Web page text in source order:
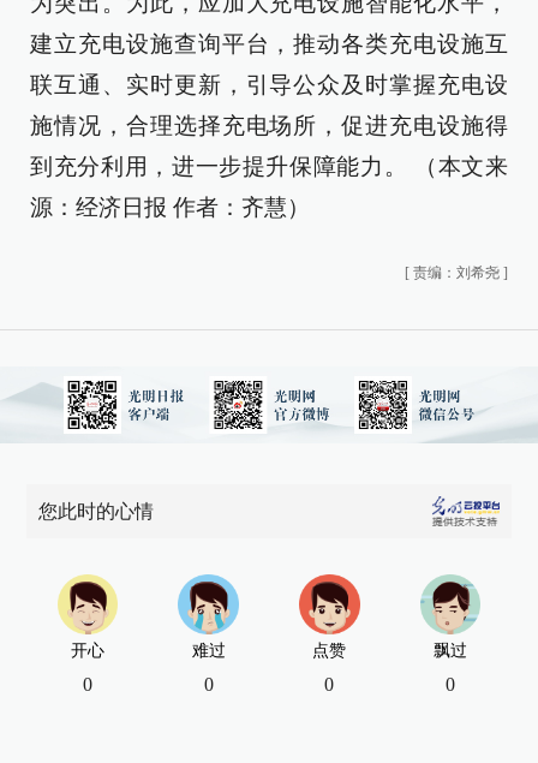
建立充电设施查询平台，推动各类充电设施互
联互通、实时更新，引导公众及时掌握充电设
施情况，合理选择充电场所，促进充电设施得
到充分利用，进一步提升保障能力。 （本文来
源：经济日报 作者：齐慧）
[ 责编：刘希尧 ]
您此时的心情
开心
0
难过
0
点赞
0
飘过
0